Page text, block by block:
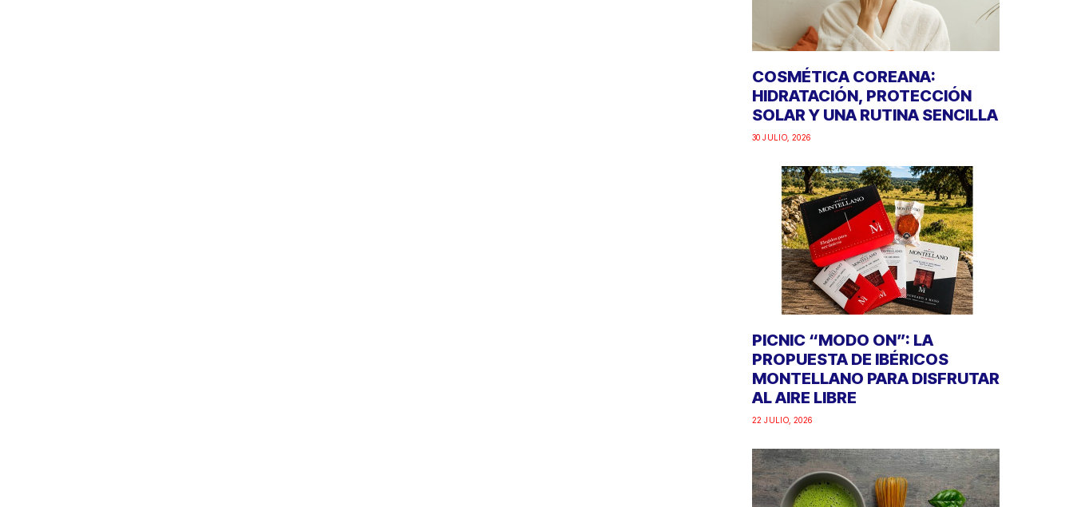
COSMÉTICA COREANA:
HIDRATACIÓN, PROTECCIÓN
SOLAR Y UNA RUTINA SENCILLA
30 JULIO, 2026
PICNIC “MODO ON”: LA
PROPUESTA DE IBÉRICOS
MONTELLANO PARA DISFRUTAR
AL AIRE LIBRE
22 JULIO, 2026